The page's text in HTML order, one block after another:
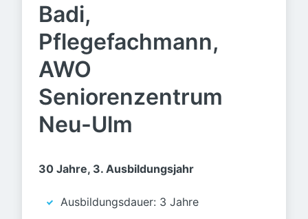
Badi,
Pflegefachmann,
AWO
Seniorenzentrum
Neu-Ulm
30 Jahre, 3. Ausbildungsjahr
Ausbildungsdauer: 3 Jahre